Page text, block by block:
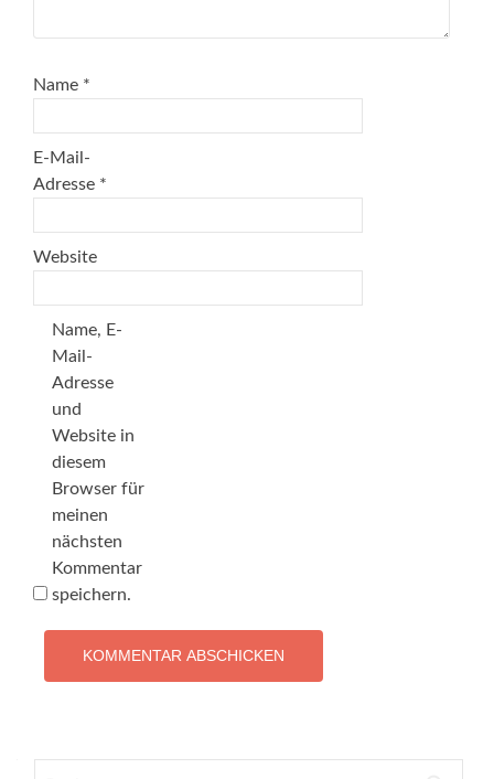
Name *
E-Mail-
Adresse *
Website
Name, E-
Mail-
Adresse
und
Website in
diesem
Browser für
meinen
nächsten
Kommentar
speichern.